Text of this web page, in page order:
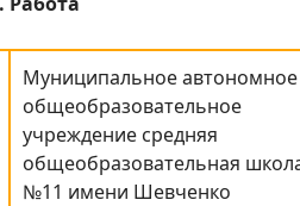
Муниципальное автономное
общеобразовательное
учреждение средняя
общеобразовательная
№11 имени Шевченко